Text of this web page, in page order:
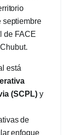
septiembre
de FACE
está
(SCPL)y
de
enfoque